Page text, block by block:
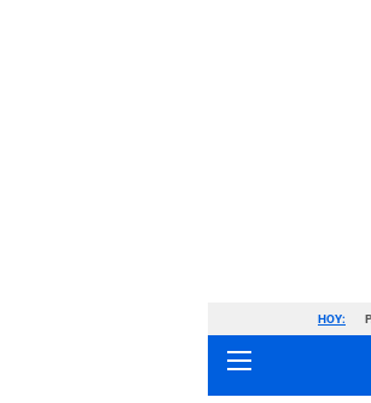
HOY: